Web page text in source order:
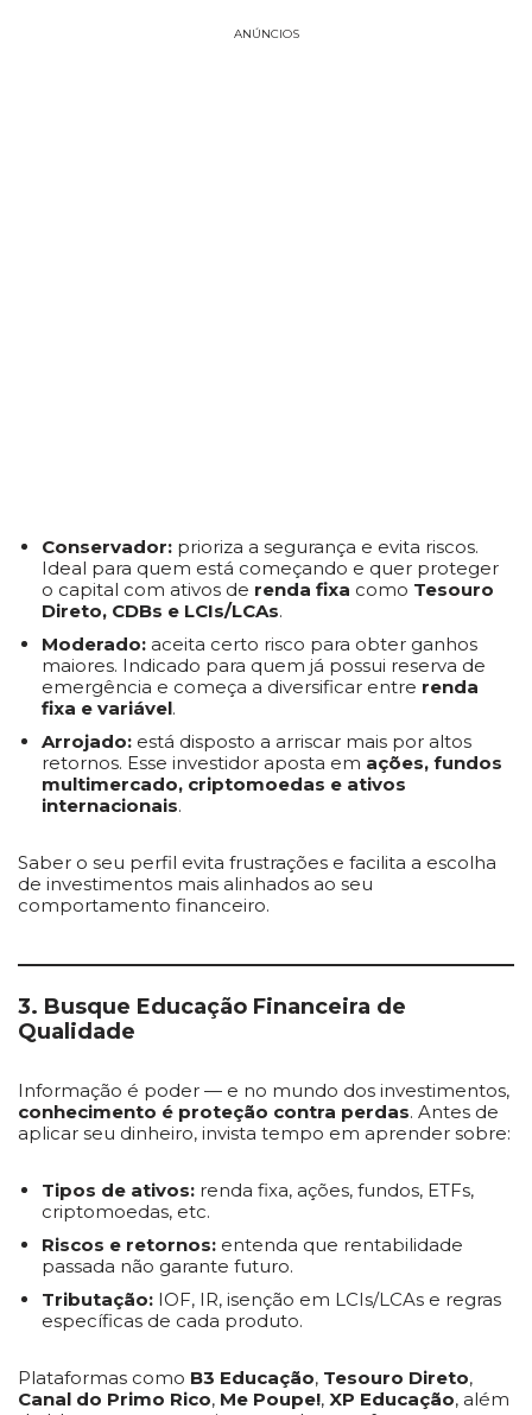
ANÚNCIOS
Conservador: prioriza a segurança e evita riscos.
Ideal para quem está começando e quer proteger
o capital com ativos de renda fixa como Tesouro
Direto, CDBs e LCIs/LCAs.
Moderado: aceita certo risco para obter ganhos
maiores. Indicado para quem já possui reserva de
emergência e começa a diversificar entre renda
fixa e variável.
Arrojado: está disposto a arriscar mais por altos
retornos. Esse investidor aposta em ações, fundos
multimercado, criptomoedas e ativos
internacionais.
Saber o seu perfil evita frustrações e facilita a escolha
de investimentos mais alinhados ao seu
comportamento financeiro.
3. Busque Educação Financeira de
Qualidade
Informação é poder — e no mundo dos investimentos,
conhecimento é proteção contra perdas. Antes de
aplicar seu dinheiro, invista tempo em aprender sobre:
Tipos de ativos: renda fixa, ações, fundos, ETFs,
criptomoedas, etc.
Riscos e retornos: entenda que rentabilidade
passada não garante futuro.
Tributação: IOF, IR, isenção em LCIs/LCAs e regras
específicas de cada produto.
Plataformas como B3 Educação, Tesouro Direto,
Canal do Primo Rico, Me Poupe!, XP Educação, além